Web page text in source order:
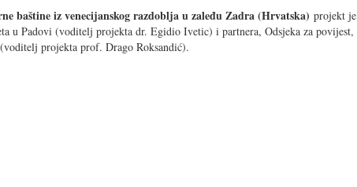
baštine iz venecijanskog razdoblja u zaleđu Zadra (Hrvatska) projekt je
u Padovi (voditelj projekta dr. Egidio Ivetic) i partnera, Odsjeka za povijest,
projekta prof. Drago Roksandić).